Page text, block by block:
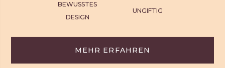
BEWUSSTES
DESIGN
UNGIFTIG
MEHR ERFAHREN